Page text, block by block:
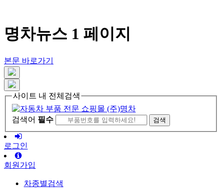
명차뉴스 1 페이지
본문 바로가기
사이트 내 전체검색
검색어 필수
로그인
회원가입
차종별검색